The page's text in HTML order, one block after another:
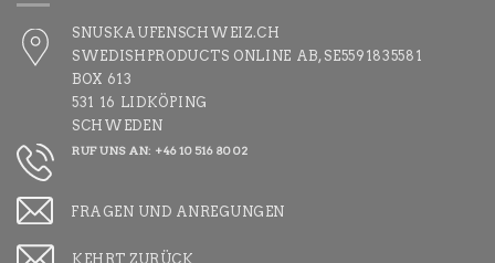
SNUSKAUFENSCHWEIZ.CH
SWEDISHPRODUCTS ONLINE AB, SE5591835581
BOX 613
531 16 LIDKÖPING
SCHWEDEN
RUF UNS AN: +46 10 516 80 02
FRAGEN UND ANREGUNGEN
KEHRT ZURÜCK